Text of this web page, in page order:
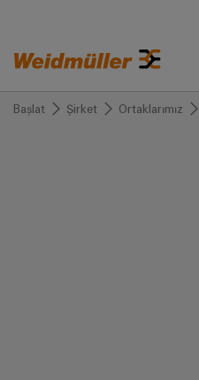
Başlat Şirket Ortaklarımız